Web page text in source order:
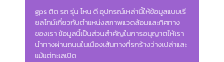
gps ติด รถ รุ่น ไหน ดี อุปกรณ์เหล่านี้ให้ข้อมูลแบบเรี
ยลไทม์เกี่ยวกับตำแหน่งสภาพแวดล้อมและทิศทาง
ของเรา ข้อมูลนี้เป็นส่วนสำคัญในการอนุญาตให้เรา
นำทางผ่านถนนในเมืองเส้นทางที่รกร้างว่างเปล่าและ
แม้แต่ทะเลเปิด